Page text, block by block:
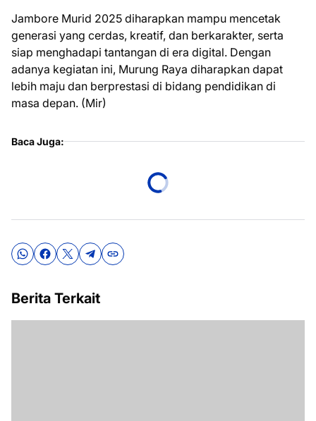
Jambore Murid 2025 diharapkan mampu mencetak
generasi yang cerdas, kreatif, dan berkarakter, serta
siap menghadapi tantangan di era digital. Dengan
adanya kegiatan ini, Murung Raya diharapkan dapat
lebih maju dan berprestasi di bidang pendidikan di
masa depan. (Mir)
Baca Juga:
Berita Terkait